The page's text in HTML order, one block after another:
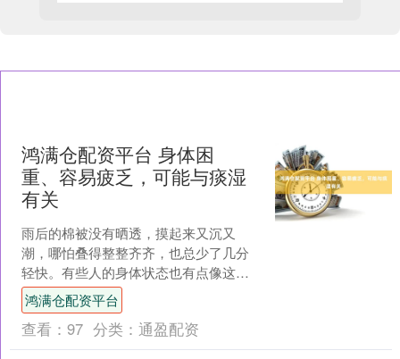
鸿满仓配资平台 身体困
重、容易疲乏，可能与痰湿
有关
雨后的棉被没有晒透，摸起来又沉又
潮，哪怕叠得整整齐齐，也总少了几分
轻快。有些人的身体状态也有点像这
样：早晨醒来不够清爽，白天总想坐
着，四肢发沉，做点小事就觉得累....
鸿满仓配资平台
查看： 97 分类： 通盈配资